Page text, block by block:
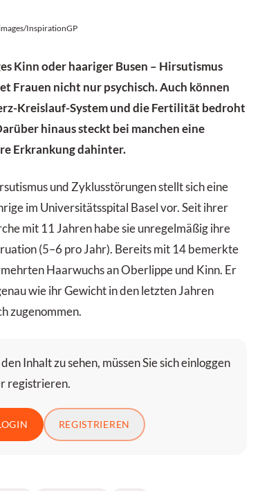
InspirationGP
Kinn oder haariger Busen – Hirsutismus
Frauen nicht nur psychisch. Auch können
Kreislauf-System und die Fertilität bedroht
hinaus steckt bei manchen eine
Erkrankung dahinter.
und Zyklusstörungen stellt sich eine
im Universitätsspital Basel vor. Seit ihrer
mit 11 Jahren habe sie unregelmäßig ihre
(5–6 pro Jahr). Bereits mit 14 bemerkte
Haarwuchs an Oberlippe und Kinn. Er
wie ihr Gewicht in den letzten Jahren
zugenommen.
Inhalt zu sehen, müssen Sie sich einloggen
registrieren.
REGISTRIEREN